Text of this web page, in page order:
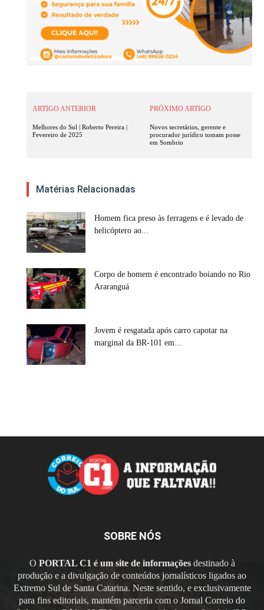
ARTIGO ANTERIOR
Melhores do Sul | Roberto Pereira |
Fevereiro de 2025
PRÓXIMO ARTIGO
Novos secretários, gerente e
procurador jurídico tomam posse
em Sombrio
Matérias Relacionadas
Homem fica preso às ferragens e é levado de
helicóptero ao...
Corpo de homem é encontrado boiando no Rio
Araranguá
Jovem é resgatada após carro capotar na
marginal da BR-101 em...
SOBRE NÓS
O PORTAL C1 é um site de informaçõesdestinado à
produção e a divulgação de conteúdos jornalísticos ligados ao
Extremo Sul de Santa Catarina. Neste sentido, e exclusivamente
para fins editoriais, mantém parceria com o Jornal Correio do